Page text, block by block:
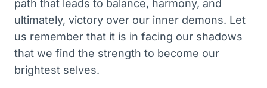
path that leads to balance, harmony, and
ultimately, victory over our inner demons. Let
us remember that it is in facing our shadows
that we find the strength to become our
brightest selves.